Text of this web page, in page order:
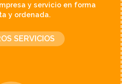
y servicio en forma
y ordenada.
SERVICIOS